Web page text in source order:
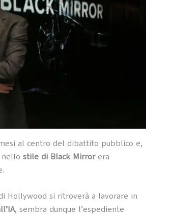
al centro del dibattito pubblico e,
nello stile di Black Mirrorera
Hollywood si ritroverà a lavorare in
, sembra dunque l’espediente